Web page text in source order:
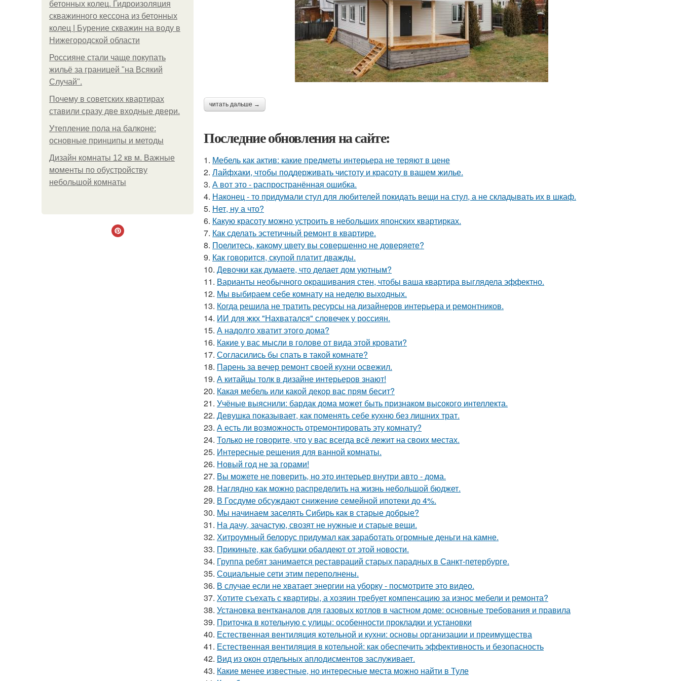
бетонных колец. Гидроизоляция
скважинного кессона из бетонных
колец | Бурение скважин на воду в
Нижегородской области
Россияне стали чаще покупать
жильё за границей "на Всякий
Случай".
Почему в советских квартирах
ставили сразу две входные двери.
Утепление пола на балконе:
основные принципы и методы
Дизайн комнаты 12 кв м. Важные
моменты по обустройству
небольшой комнаты
читать дальше →
Последние обновления на сайте:
1. Мебель как актив: какие предметы интерьера не теряют в цене
2. Лайфхаки, чтобы поддерживать чистоту и красоту в вашем жилье.
3. А вот это - распространённая ошибка.
4. Наконец - то придумали стул для любителей покидать вещи на стул, а не складывать их в шкаф.
5. Нет, ну а что?
6. Какую красоту можно устроить в небольших японских квартирках.
7. Как сделать эстетичный ремонт в квартире.
8. Поелитесь, какому цвету вы совершенно не доверяете?
9. Как говорится, скупой платит дважды.
10. Девочки как думаете, что делает дом уютным?
11. Варианты необычного окрашивания стен, чтобы ваша квартира выглядела эффектно.
12. Мы выбираем себе комнату на неделю выходных.
13. Когда решила не тратить ресурсы на дизайнеров интерьера и ремонтников.
14. ИИ для жкх "Нахватался" словечек у россиян.
15. А надолго хватит этого дома?
16. Какие у вас мысли в голове от вида этой кровати?
17. Согласились бы спать в такой комнате?
18. Парень за вечер ремонт своей кухни освежил.
19. А китайцы толк в дизайне интерьеров знают!
20. Какая мебель или какой декор вас прям бесит?
21. Учёные выяснили: бардак дома может быть признаком высокого интеллекта.
22. Девушка показывает, как поменять себе кухню без лишних трат.
23. А есть ли возможность отремонтировать эту комнату?
24. Только не говорите, что у вас всегда всё лежит на своих местах.
25. Интересные решения для ванной комнаты.
26. Новый год не за горами!
27. Вы можете не поверить, но это интерьер внутри авто - дома.
28. Наглядно как можно распределить на жизнь небольшой бюджет.
29. В Госдуме обсуждают снижение семейной ипотеки до 4%.
30. Мы начинаем заселять Сибирь как в старые добрые?
31. На дачу, зачастую, свозят не нужные и старые вещи.
32. Хитроумный белорус придумал как заработать огромные деньги на камне.
33. Прикиньте, как бабушки обалдеют от этой новости.
34. Группа ребят занимается реставраций старых парадных в Санкт-петербурге.
35. Социальные сети этим переполнены.
36. В случае если не хватает энергии на уборку - посмотрите это видео.
37. Хотите съехать с квартиры, а хозяин требует компенсацию за износ мебели и ремонта?
38. Установка вентканалов для газовых котлов в частном доме: основные требования и правила
39. Приточка в котельную с улицы: особенности прокладки и установки
40. Естественная вентиляция котельной и кухни: основы организации и преимущества
41. Естественная вентиляция в котельной: как обеспечить эффективность и безопасность
42. Вид из окон отдельных аплодисментов заслуживает.
43. Какие менее известные, но интересные места можно найти в Туле